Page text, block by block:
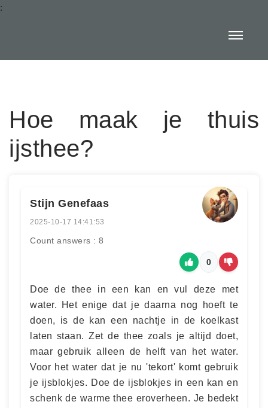
:
Hoe maak je thuis
ijsthee?
Stijn Genefaas
2025-10-17 14:41:53
Count answers : 8
0
Doe de thee in een kan en vul deze met
water. Het enige dat je daarna nog hoeft te
doen, is de kan een nachtje in de koelkast
laten staan. Zet de thee zoals je altijd doet,
maar gebruik alleen de helft van het water.
Voor het water dat je nu 'tekort' komt gebruik
je ijsblokjes. Doe de ijsblokjes in een kan en
schenk de warme thee eroverheen. Je bedekt